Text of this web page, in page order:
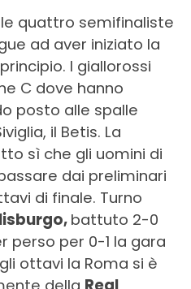
le quattro semifinaliste
ad aver iniziato la
I giallorossi
C dove hanno
posto alle spalle
il Betis. La
sì che gli uomini di
dai preliminari
di finale. Turno
battuto 2-0
perso per 0-1 la gara
ottavi la Roma si è